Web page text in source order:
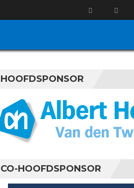
HOOFDSPONSOR
CO-HOOFDSPONSOR